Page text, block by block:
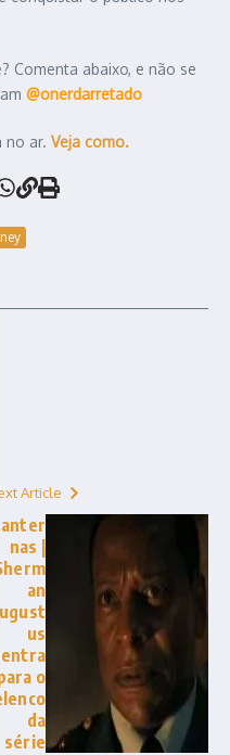
Comenta abaixo, e não se
@onerdarretado
no ar. Veja como.
Article
nas |
an
us
entra
o
da
série